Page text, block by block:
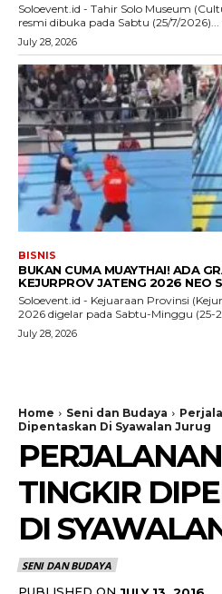
Soloevent.id - Tahir Solo Museum
resmi dibuka pada Sabtu (25/7/2026)...
July 28, 2026
BISNIS
BUKAN CUMA MUAYTHAI! ADA
KEJURPROV JATENG 2026 NEO
Soloevent.id - Kejuaraan Provinsi
2026 digelar pada Sabtu-Minggu (25-
July 28, 2026